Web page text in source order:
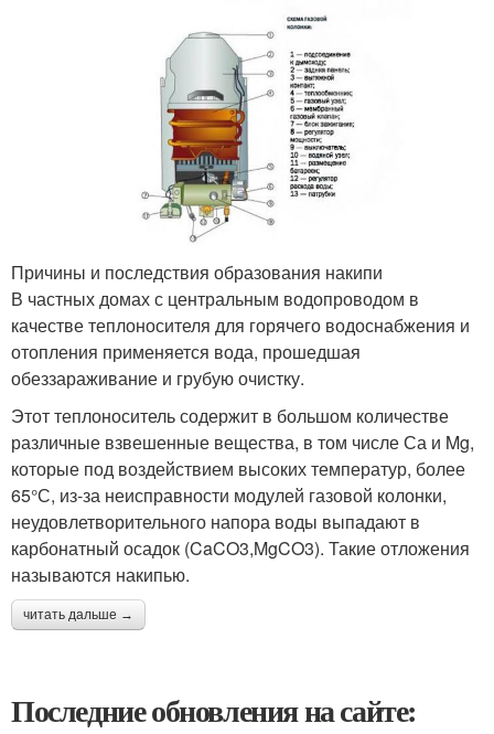
Причины и последствия образования накипи
В частных домах с центральным водопроводом в
качестве теплоносителя для горячего водоснабжения и
отопления применяется вода, прошедшая
обеззараживание и грубую очистку.
Этот теплоноситель содержит в большом количестве
различные взвешенные вещества, в том числе Са и Mg,
которые под воздействием высоких температур, более
65°С, из-за неисправности модулей газовой колонки,
неудовлетворительного напора воды выпадают в
карбонатный осадок (CaCO3,MgCO3). Такие отложения
называются накипью.
читать дальше →
Последние обновления на сайте: